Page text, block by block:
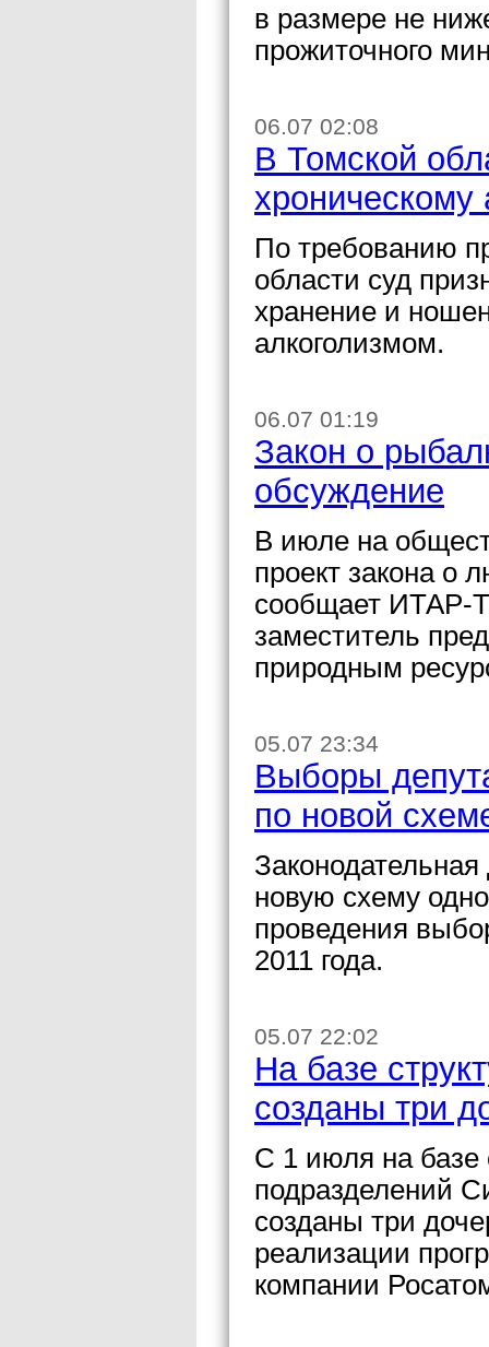
в размере не
прожиточного
06.07 02:08
В Томской
хроническому
По требованию
области суд
хранение и
алкоголизмом.
06.07 01:19
Закон о
обсуждение
В июле на
проект закона о
сообщает ИТАР-
заместитель
природным
05.07 23:34
Выборы
по новой
новую схему
проведения
2011 года.
05.07 22:02
На базе
созданы три
С 1 июля на базе
подразделений
созданы три
реализации
компании